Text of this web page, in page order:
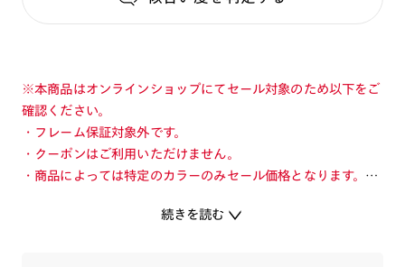
※本商品はオンラインショップにてセール対象のため以下をご
確認ください。
・フレーム保証対象外です。
・クーポンはご利用いただけません。
・商品によっては特定のカラーのみセール価格となります。カ
・店舗とオンラインショップで価格が異なる場合があります。
続きを読む